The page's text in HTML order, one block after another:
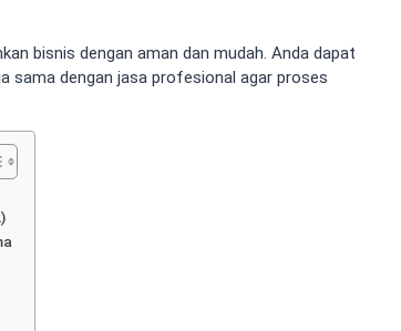
bisnis dengan aman dan mudah. Anda dapat
sama dengan jasa profesional agar proses